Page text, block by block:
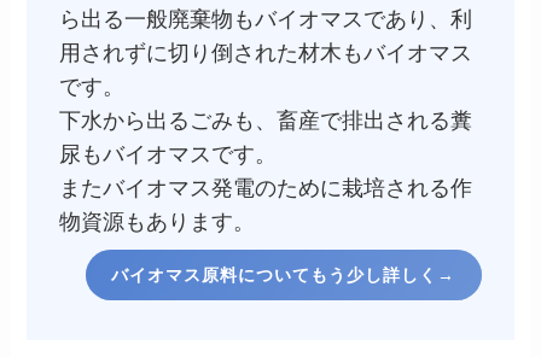
ら出る一般廃棄物もバイオマスであり、利
用されずに切り倒された材木もバイオマス
です。
下水から出るごみも、畜産で排出される糞
尿もバイオマスです。
またバイオマス発電のために栽培される作
物資源もあります。
バイオマス原料についてもう少し詳しく→